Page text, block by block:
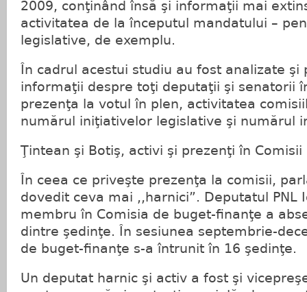
2009, conţinând însă şi informaţii mai
activitatea de la începutul mandatului –
legislative, de exemplu.
În cadrul acestui studiu au fost analizate
informaţii despre toţi deputaţii şi senatorii
prezenţa la votul în plen, activitatea
numărul iniţiativelor legislative şi numărul
Ţintean şi Botiş, activi şi prezenţi în Comisii
În ceea ce priveşte prezenţa la comisii,
dovedit ceva mai ,,harnici”. Deputatul PNL
membru în Comisia de buget-finanţe a
dintre şedinţe. În sesiunea septembrie-
de buget-finanţe s-a întrunit în 16 şedinţe.
Un deputat harnic şi activ a fost şi